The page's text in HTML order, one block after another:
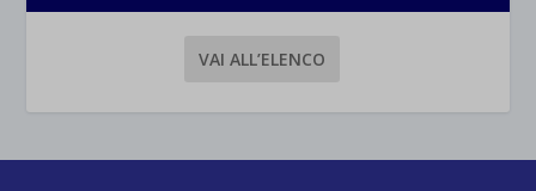
VAI ALL’ELENCO